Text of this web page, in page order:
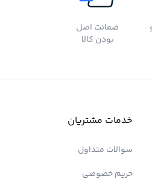
ضمانت اصل
بودن کالا
خدمات مشتریان
سوالات متداول
حریم خصوصی